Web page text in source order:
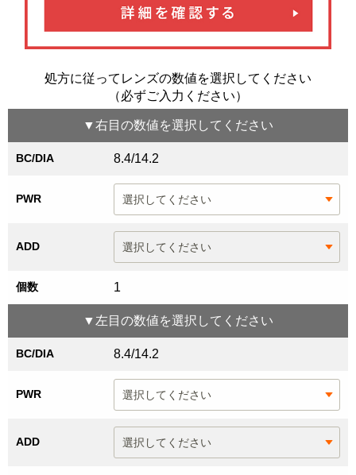
処方に従ってレンズの数値を選択してください
（必ずご入力ください）
▼右目 の数値を選択してください
BC/DIA 8.4/14.2
PWR
ADD
個数 1
▼ 左目 の数値を選択してください
BC/DIA 8.4/14.2
PWR
ADD